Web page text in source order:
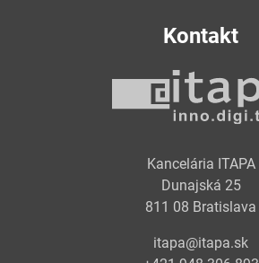
Kontakt
Kancelária ITAPA
Dunajská 25
811 08 Bratislava
itapa@itapa.sk